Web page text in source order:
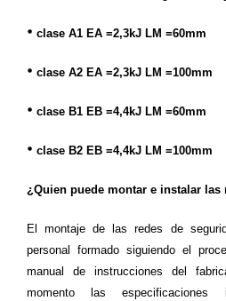
• clase A1 EA =2,3kJ LM =60mm
• clase A2 EA =2,3kJ LM =100mm
• clase B1 EB =4,4kJ LM =60mm
• clase B2 EB =4,4kJ LM =100mm
¿Quien puede montar e instalar las
El montaje de las redes de
personal formado siguiendo el
manual de instrucciones del
momento las